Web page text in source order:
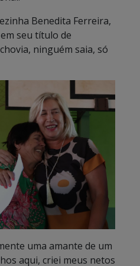
Benedita Ferreira,
seu título de
ninguém saia, só
uma amante de um
aqui, criei meus netos